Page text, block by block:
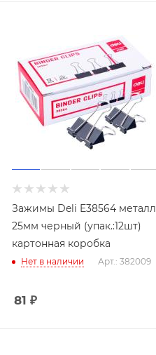
Зажимы Deli E38564 металл
25мм черный (упак.:12шт)
картонная коробка
Нет в наличии Арт.: 382009
81 ₽